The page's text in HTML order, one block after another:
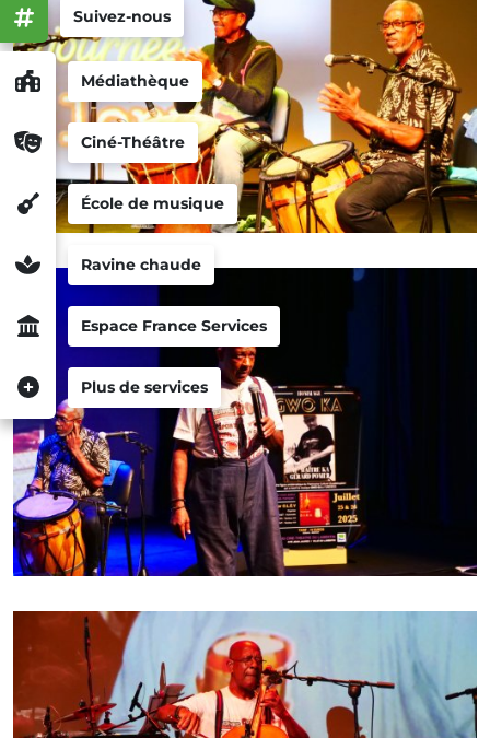
Médiathèque
Ciné-Théâtre
École de musique
Ravine chaude
Espace France Services
Plus de services
Suivez-nous